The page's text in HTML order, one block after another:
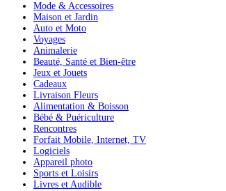
Mode & Accessoires
Maison et Jardin
Auto et Moto
Voyages
Animalerie
Beauté, Santé et Bien-être
Jeux et Jouets
Cadeaux
Livraison Fleurs
Alimentation & Boisson
Bébé & Puériculture
Rencontres
Forfait Mobile, Internet, TV
Logiciels
Appareil photo
Sports et Loisirs
Livres et Audible